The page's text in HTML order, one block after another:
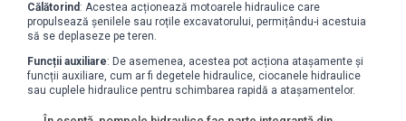
Călătorind : Acestea acționează motoarele hidraulice care
propulsează șenilele sau roțile excavatorului, permițându-i acestuia
să se deplaseze pe teren.
Funcții auxiliare: De asemenea, acestea pot acționa atașamente și
funcții auxiliare, cum ar fi degetele hidraulice, ciocanele hidraulice
sau cuplele hidraulice pentru schimbarea rapidă a atașamentelor.